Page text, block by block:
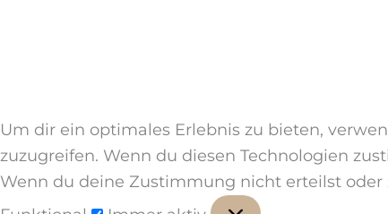
Um dir ein optimales Erlebnis zu bieten,
zuzugreifen. Wenn du diesen Technologien
Wenn du deine Zustimmung nicht erteilst